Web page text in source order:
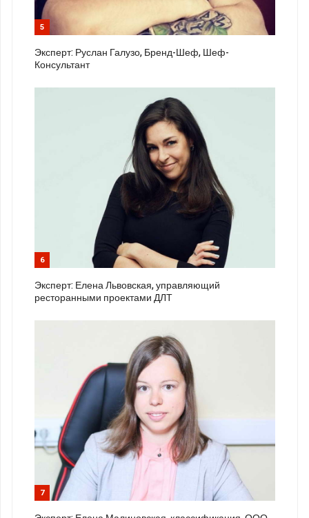
5
Эксперт: Руслан Галузо, Бренд-Шеф, Шеф-
Консультант
6
Эксперт: Елена Львовская, управляющий
ресторанными проектами ДЛТ
7